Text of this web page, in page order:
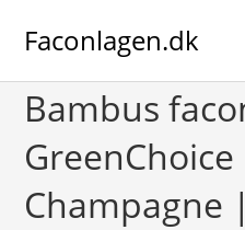
Faconlagen.dk
Bambus
GreenChoice
Champagne